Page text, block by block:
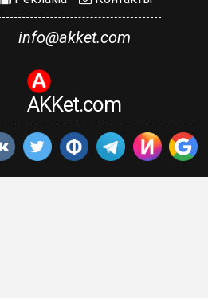
info@akket.com
AKKet.com